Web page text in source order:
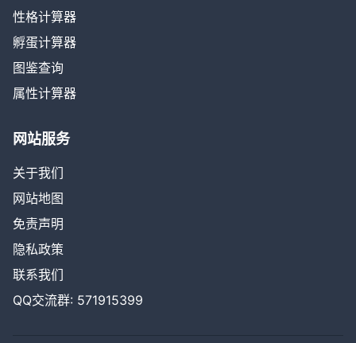
性格计算器
孵蛋计算器
图鉴查询
属性计算器
网站服务
关于我们
网站地图
免责声明
隐私政策
联系我们
QQ交流群: 571915399